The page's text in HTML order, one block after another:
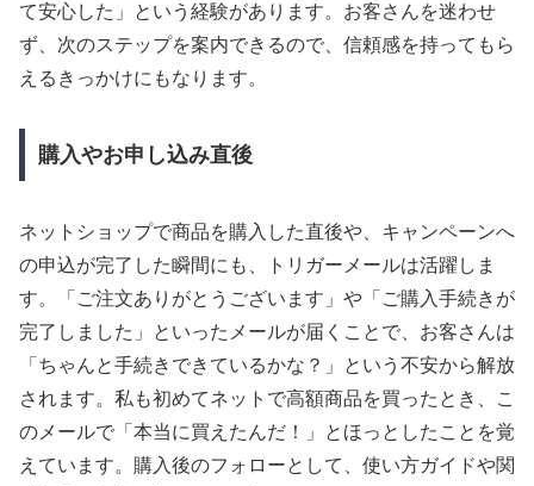
て安心した」という経験があります。お客さんを迷わせ
ず、次のステップを案内できるので、信頼感を持ってもら
えるきっかけにもなります。
購入やお申し込み直後
ネットショップで商品を購入した直後や、キャンペーンへ
の申込が完了した瞬間にも、トリガーメールは活躍しま
す。「ご注文ありがとうございます」や「ご購入手続きが
完了しました」といったメールが届くことで、お客さんは
「ちゃんと手続きできているかな？」という不安から解放
されます。私も初めてネットで高額商品を買ったとき、こ
のメールで「本当に買えたんだ！」とほっとしたことを覚
えています。購入後のフォローとして、使い方ガイドや関